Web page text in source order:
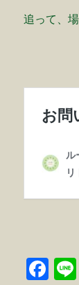
追って、
F